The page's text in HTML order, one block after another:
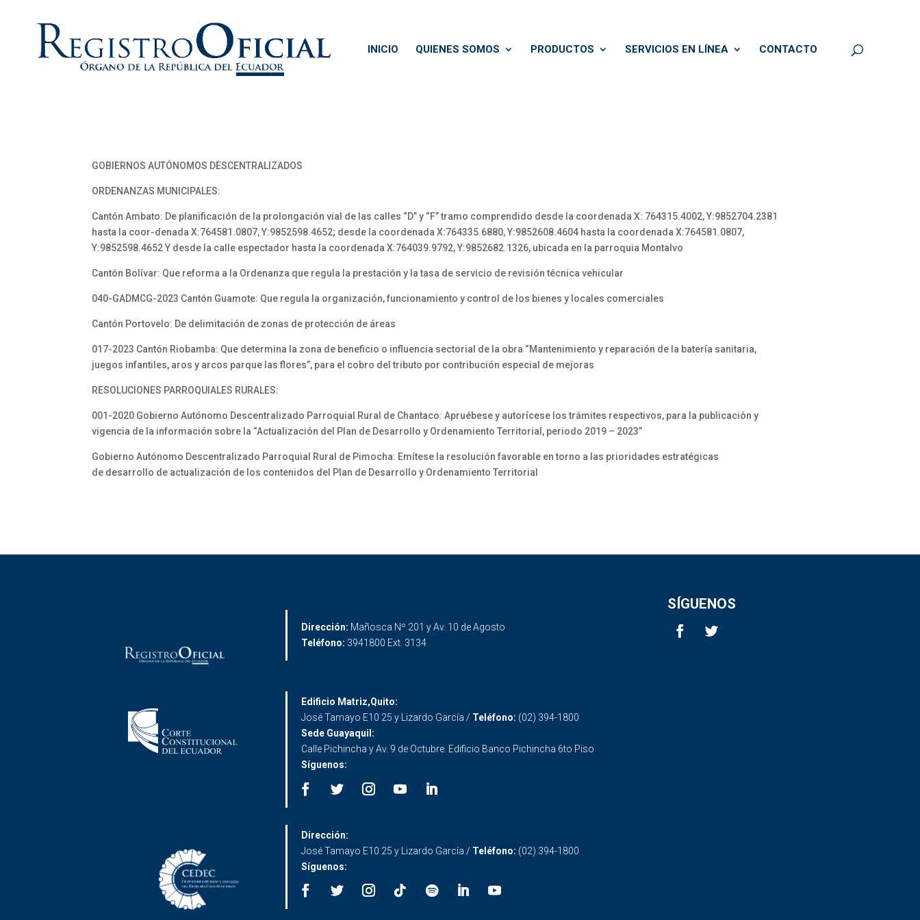
INICIO QUIENES SOMOS PRODUCTOS SERVICIOS EN LÍNEA CONTACTO
GOBIERNOS AUTÓNOMOS DESCENTRALIZADOS
ORDENANZAS MUNICIPALES:
Cantón Ambato: De planificación de la prolongación vial de las calles “D” y “F” tramo comprendido desde la coordenada X: 764315.4002, Y:9852704.2381
hasta la coor-denada X:764581.0807, Y:9852598.4652; desde la coordenada X:764335.6880, Y:9852608.4604 hasta la coordenada X:764581.0807,
Y:9852598.4652 Y desde la calle espectador hasta la coordenada X:764039.9792, Y:9852682.1326, ubicada en la parroquia Montalvo
Cantón Bolívar: Que reforma a la Ordenanza que regula la prestación y la tasa de servicio de revisión técnica vehicular
040-GADMCG-2023 Cantón Guamote: Que regula la organización, funcionamiento y control de los bienes y locales comerciales
Cantón Portovelo: De delimitación de zonas de protección de áreas
017-2023 Cantón Riobamba: Que determina la zona de beneficio o influencia sectorial de la obra “Mantenimiento y reparación de la batería sanitaria,
juegos infantiles, aros y arcos parque las flores”, para el cobro del tributo por contribución especial de mejoras
RESOLUCIONES PARROQUIALES RURALES:
001-2020 Gobierno Autónomo Descentralizado Parroquial Rural de Chantaco: Apruébese y autorícese los trámites respectivos, para la publicación y
vigencia de la información sobre la “Actualización del Plan de Desarrollo y Ordenamiento Territorial, periodo 2019 – 2023”
Gobierno Autónomo Descentralizado Parroquial Rural de Pimocha: Emítese la resolución favorable en torno a las prioridades estratégicas
de desarrollo de actualización de los contenidos del Plan de Desarrollo y Ordenamiento Territorial
Dirección: Mañosca Nº 201 y Av. 10 de Agosto
Teléfono: 3941800 Ext. 3134
SÍGUENOS
Edificio Matriz,Quito:
José Tamayo E10 25 y Lizardo García / Teléfono: (02) 394-1800
Sede Guayaquil:
Calle Pichincha y Av. 9 de Octubre. Edificio Banco Pichincha 6to Piso
Síguenos:
Dirección:
José Tamayo E10 25 y Lizardo García / Teléfono: (02) 394-1800
Síguenos: